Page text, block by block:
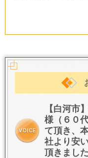
【白河市
様（６０
て頂き、
社より安
頂きまし